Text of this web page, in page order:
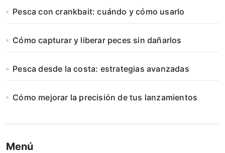
Pesca con crankbait: cuándo y cómo usarlo
Cómo capturar y liberar peces sin dañarlos
Pesca desde la costa: estrategias avanzadas
Cómo mejorar la precisión de tus lanzamientos
Menú